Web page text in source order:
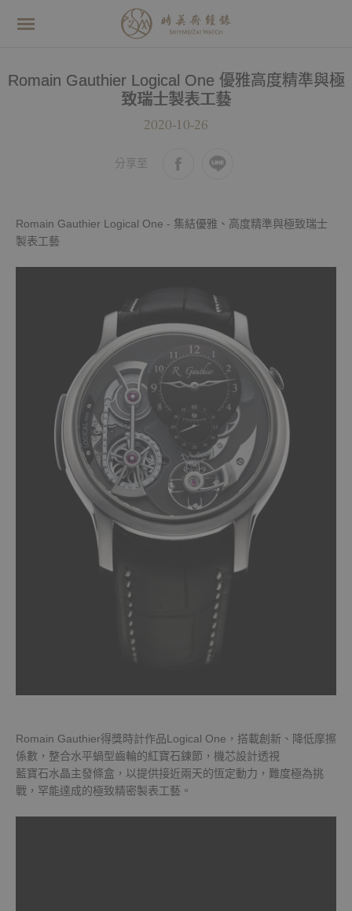
Romain Gauthier Logical One 優雅高度精準與極
致瑞士製表工藝
2020-10-26
分享至
Romain Gauthier Logical One - 集結優雅、高度精準與極致瑞士
製表工藝
Romain Gauthier得獎時計作品Logical One，搭載創新、降低摩擦
係數，整合水平蝸型齒輪的紅寶石鍊節，機芯設計透視
藍寶石水晶主發條盒，以提供接近兩天的恆定動力，難度極為挑
戰，罕能達成的極致精密製表工藝。